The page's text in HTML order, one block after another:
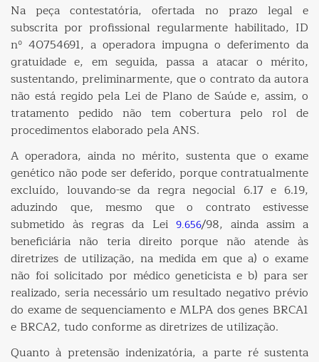
Na peça contestatória, ofertada no prazo legal e
subscrita por profissional regularmente habilitado, ID
nº 40754691, a operadora impugna o deferimento da
gratuidade e, em seguida, passa a atacar o mérito,
sustentando, preliminarmente, que o contrato da autora
não está regido pela Lei de Plano de Saúde e, assim, o
tratamento pedido não tem cobertura pelo rol de
procedimentos elaborado pela ANS.
A operadora, ainda no mérito, sustenta que o exame
genético não pode ser deferido, porque contratualmente
excluído, louvando-se da regra negocial 6.17 e 6.19,
aduzindo que, mesmo que o contrato estivesse
submetido às regras da Lei 9.656/98, ainda assim a
beneficiária não teria direito porque não atende às
diretrizes de utilização, na medida em que a) o exame
não foi solicitado por médico geneticista e b) para ser
realizado, seria necessário um resultado negativo prévio
do exame de sequenciamento e MLPA dos genes BRCA1
e BRCA2, tudo conforme as diretrizes de utilização.
Quanto à pretensão indenizatória, a parte ré sustenta